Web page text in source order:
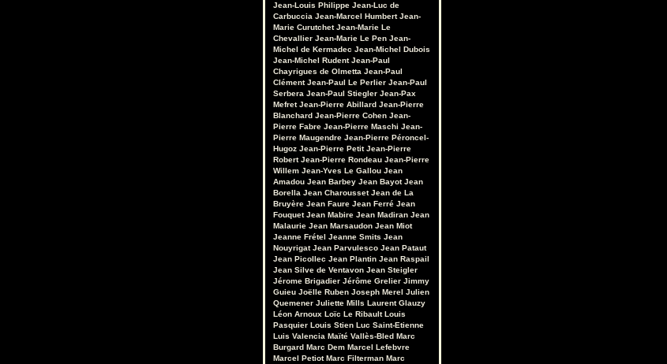
Jean-Louis Philippe Jean-Luc de
Carbuccia Jean-Marcel Humbert Jean-
Marie Curutchet Jean-Marie Le
Chevallier Jean-Marie Le Pen Jean-
Michel de Kermadec Jean-Michel Dubois
Jean-Michel Rudent Jean-Paul
Chayrigues de Olmetta Jean-Paul
Clément Jean-Paul Le Perlier Jean-Paul
Serbera Jean-Paul Stiegler Jean-Pax
Mefret Jean-Pierre Abillard Jean-Pierre
Blanchard Jean-Pierre Cohen Jean-
Pierre Fabre Jean-Pierre Maschi Jean-
Pierre Maugendre Jean-Pierre Péroncel-
Hugoz Jean-Pierre Petit Jean-Pierre
Robert Jean-Pierre Rondeau Jean-Pierre
Willem Jean-Yves Le Gallou Jean
Amadou Jean Barbey Jean Bayot Jean
Borella Jean Charousset Jean de La
Bruyère Jean Faure Jean Ferré Jean
Fouquet Jean Mabire Jean Madiran Jean
Malaurie Jean Marsaudon Jean Miot
Jeanne Frétel Jeanne Smits Jean
Nouyrigat Jean Parvulesco Jean Pataut
Jean Picollec Jean Plantin Jean Raspail
Jean Silve de Ventavon Jean Steigler
Jérome Brigadier Jérôme Grelier Jimmy
Guieu Joëlle Ruben Joseph Merel Julien
Quemener Juliette Mills Laurent Glauzy
Léon Arnoux Loïc Le Ribault Louis
Pasquier Louis Stien Luc Saint-Etienne
Luis Valencia Maïté Vallès-Bled Marc
Burgard Marc Dem Marcel Lefebvre
Marcel Petiot Marc Filterman Marc